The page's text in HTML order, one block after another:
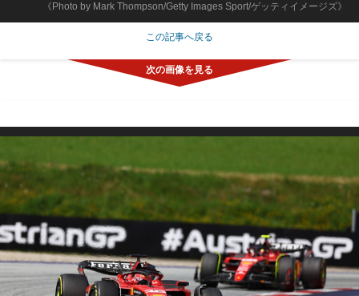
《Photo by Mark Thompson/Getty Images Sport/ゲッティイメージズ》
この記事へ戻る